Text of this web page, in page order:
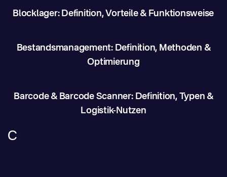
Blocklager: Definition, Vorteile & Funktionsweise
Bestandsmanagement: Definition, Methoden &
Optimierung
Barcode & Barcode Scanner: Definition, Typen &
Logistik-Nutzen
C